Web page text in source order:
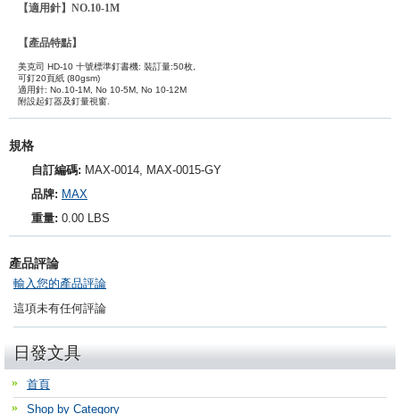
【適用針】NO.10-1M
【產品特點】
美克司 HD-10 十號標準釘書機: 裝訂量:50枚,
可釘20頁紙 (80gsm)
適用針: No.10-1M, No 10-5M, No 10-12M
附設起釘器及釘量視窗.
規格
自訂編碼: MAX-0014, MAX-0015-GY
品牌: MAX
重量: 0.00 LBS
產品評論
輸入您的產品評論
這項未有任何評論
日發文具
首頁
Shop by Category